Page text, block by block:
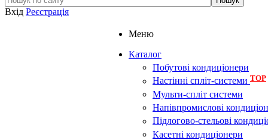
Вхід Реєстрація
Меню
Каталог
Побутові кондиціонери
Настінні спліт-системи TOP
Мульти-спліт системи
Напівпромислові
Підлогово-стельові
Касетні кондиціонери